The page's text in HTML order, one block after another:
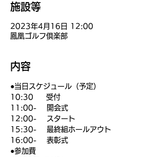
施設等
2023年4月16日 12:00
鳳凰ゴルフ倶楽部
内容
●当日スケジュール（予定）
10:30     受付
11:00-    開会式
12:00-    スタート
15:30-    最終組ホールアウト
16:00-    表彰式
●参加費